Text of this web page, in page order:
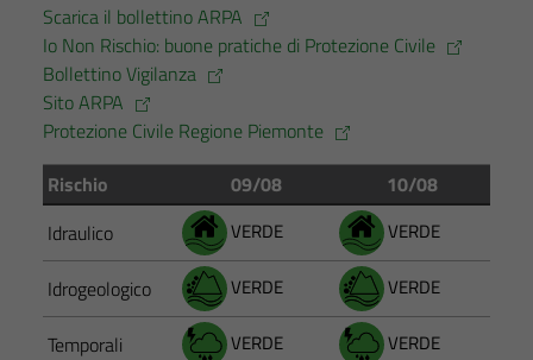
Scarica il bollettino ARPA
Io Non Rischio: buone pratiche di Protezione Civile
Bollettino Vigilanza
Sito ARPA
Protezione Civile Regione Piemonte
Rischio
09/08
10/08
Idraulico
VERDE VERDE
Idrogeologico VERDE VERDE
Temporali VERDE VERDE
personali.